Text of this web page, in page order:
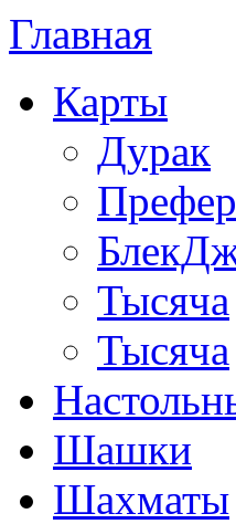
Главная
Карты
Дурак
Тысяча
Тысяча
Шашки
Шахматы